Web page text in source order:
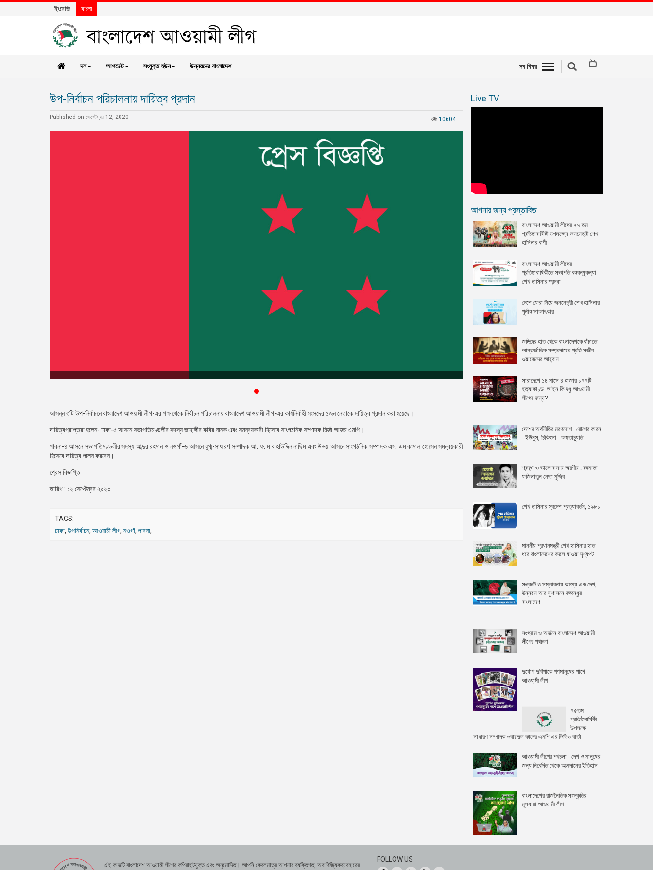
ইংরেজি বাংলা
দল আপডেট সংযুক্ত হউন উন্নয়নের বাংলাদেশ সব বিষয়
উপ-নির্বাচন পরিচালনায় দায়িত্ব প্রদান
10604
Published on সেপ্টেম্বর 12, 2020
আসন্ন ৩টি উপ-নির্বাচনে বাংলাদেশ আওয়ামী লীগ-এর পক্ষ থেকে নির্বাচন পরিচালনায় বাংলাদেশ আওয়ামী লীগ-এর কার্যনির্বাহী সংসদের ৫জন নেতাকে দায়িত্ব প্রদান করা হয়েছে।
দায়িত্বপ্রাপ্তরা হলেন- ঢাকা-৫ আসনে সভাপতিমণ্ডলীর সদস্য জাহাঙ্গীর কবির নানক এবং সমন্বয়কারী হিসেবে সাংগঠনিক সম্পাদক মির্জা আজম এমপি।
পাবনা-৪ আসনে সভাপতিমণ্ডলীর সদস্য আব্দুর রহমান ও নওগাঁ-৬ আসনে যুগ্ম-সাধারণ সম্পাদক আ. ফ. ম বাহাউদ্দিন নাছিম এবং উভয় আসনে সাংগঠনিক সম্পাদক এস. এম কামাল হোসেন সমন্বয়কারী
হিসেবে দায়িত্ব পালন করবেন।
প্রেস বিজ্ঞপ্তি
তারিখ : ১২ সেপ্টেম্বর ২০২০
TAGS:
ঢাকা, উপনির্বাচন, আওয়ামী লীগ, নওগাঁ, পাবনা,
Live TV
আপনার জন্য প্রস্তাবিত
বাংলাদেশ আওয়ামী লীগের ৭৭ তম
প্রতিষ্ঠাবার্ষিকী উপলক্ষ্যে জননেত্রী শেখ
হাসিনার বাণী
বাংলাদেশ আওয়ামী লীগের
প্রতিষ্ঠাবার্ষিকীতে সভাপতি বঙ্গবন্ধুকন্যা
শেখ হাসিনার শ্রদ্ধা
দেশে ফেরা নিয়ে জননেত্রী শেখ হাসিনার
পূর্নাঙ্গ সাক্ষাৎকার
জঙ্গিদের হাত থেকে বাংলাদেশকে বাঁচাতে
আন্তর্জাতিক সম্প্রদায়ের প্রতি সজীব
ওয়াজেদের আহ্বান
সারাদেশে ১৪ মাসে ৪ হাজার ১৭৭টি
হত্যাকাণ্ড: আইন কি শুধু আওয়ামী
লীগের জন্য?
দেশের অর্থনীতির মরণরোগ : রোগের কারন
- ইউনুস, চিকিৎসা - ক্ষমতাচ্যুতি
শ্রদ্ধা ও ভালোবাসায় স্মরণীয় : বঙ্গমাতা
ফজিলাতুন নেছা মুজিব
শেখ হাসিনার স্বদেশ প্রত্যাবর্তন, ১৯৮১
মাননীয় প্রধানমন্ত্রী শেখ হাসিনার হাত
ধরে বাংলাদেশের বদলে যাওয়া দৃশ্যপট
সঙ্কটে ও সম্ভাবনায় অদম্য এক দেশ,
উন্নয়ন আর সুশাসনে বঙ্গবন্ধুর
বাংলাদেশ
সংগ্রাম ও অর্জনে বাংলাদেশ আওয়ামী
লীগের পথচলা
দুর্যোগ দুর্বিপাকে গণমানুষের পাশে
আওযা়মী লীগ
৭৫তম
প্রতিষ্ঠাবার্ষিকী
উপলক্ষে
সাধারণ সম্পাদক ওবায়দুল কাদের এমপি-এর ভিডিও বার্তা
আওয়ামী লীগের পথচলা - দেশ ও মানুষের
জন্য নিবেদিত থেকে আত্মদানের ইতিহাস
বাংলাদেশের রাজনৈতিক সংস্কৃতির
মূলধারা আওয়ামী লীগ
এই কাজটি বাংলাদেশ আওয়ামী লীগের কপিরাইটযুক্ত এবং অনুমোদিত। আপনি কেবলমাত্র আপনার ব্যক্তিগত, অবাণিজ্যিকব্যবহারের
FOLLOW US